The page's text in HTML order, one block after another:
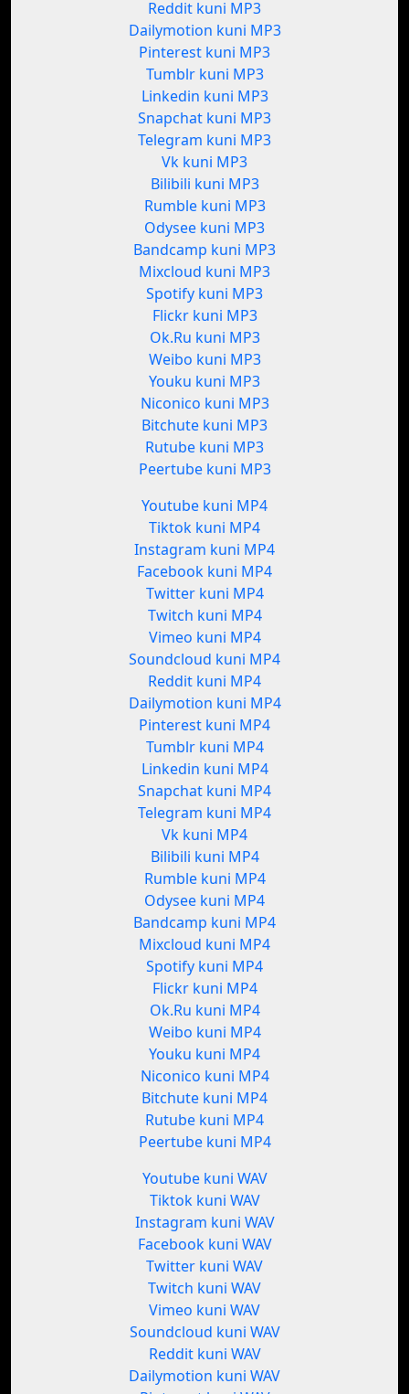
Reddit kuni MP3
Dailymotion kuni MP3
Pinterest kuni MP3
Tumblr kuni MP3
Linkedin kuni MP3
Snapchat kuni MP3
Telegram kuni MP3
Vk kuni MP3
Bilibili kuni MP3
Rumble kuni MP3
Odysee kuni MP3
Bandcamp kuni MP3
Mixcloud kuni MP3
Spotify kuni MP3
Flickr kuni MP3
Ok.Ru kuni MP3
Weibo kuni MP3
Youku kuni MP3
Niconico kuni MP3
Bitchute kuni MP3
Rutube kuni MP3
Peertube kuni MP3
Youtube kuni MP4
Tiktok kuni MP4
Instagram kuni MP4
Facebook kuni MP4
Twitter kuni MP4
Twitch kuni MP4
Vimeo kuni MP4
Soundcloud kuni MP4
Reddit kuni MP4
Dailymotion kuni MP4
Pinterest kuni MP4
Tumblr kuni MP4
Linkedin kuni MP4
Snapchat kuni MP4
Telegram kuni MP4
Vk kuni MP4
Bilibili kuni MP4
Rumble kuni MP4
Odysee kuni MP4
Bandcamp kuni MP4
Mixcloud kuni MP4
Spotify kuni MP4
Flickr kuni MP4
Ok.Ru kuni MP4
Weibo kuni MP4
Youku kuni MP4
Niconico kuni MP4
Bitchute kuni MP4
Rutube kuni MP4
Peertube kuni MP4
Youtube kuni WAV
Tiktok kuni WAV
Instagram kuni WAV
Facebook kuni WAV
Twitter kuni WAV
Twitch kuni WAV
Vimeo kuni WAV
Soundcloud kuni WAV
Reddit kuni WAV
Dailymotion kuni WAV